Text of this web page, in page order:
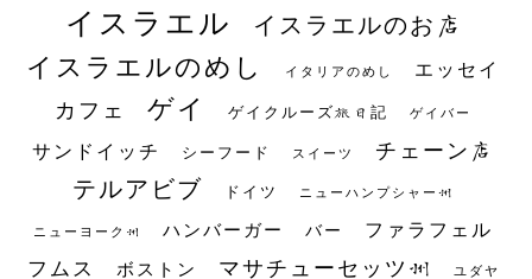
イスラエル イスラエルのお店
イスラエルのめし イタリアのめし エッセイ
カフェ ゲイ ゲイクルーズ旅日記 ゲイバー
サンドイッチ シーフード スイーツ チェーン店
テルアビブ ドイツ ニューハンプシャー州
ニューヨーク州 ハンバーガー バー ファラフェル
フムス ボストン マサチューセッツ州 ユダヤ